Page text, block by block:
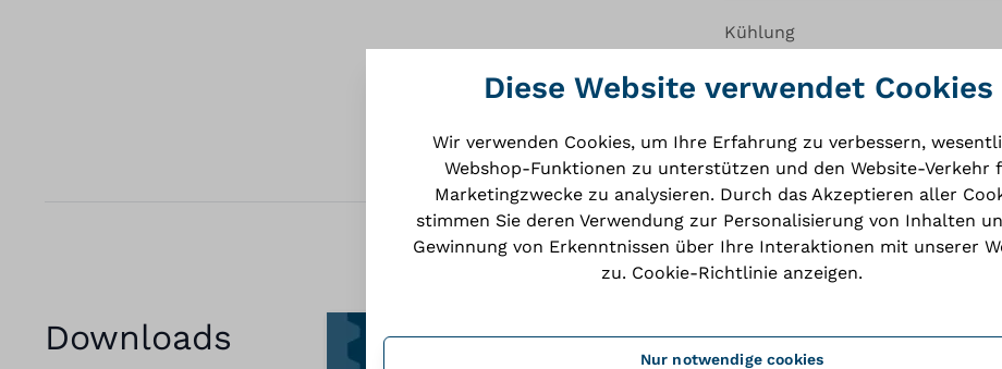
Kühlung
Downloads
Diese Website verwendet Cookies
Wir verwenden Cookies, um Ihre Erfahrung zu verbessern,
Webshop-Funktionen zu unterstützen und den Website-Verkehr
Marketingzwecke zu analysieren. Durch das Akzeptieren aller
stimmen Sie deren Verwendung zur Personalisierung von Inhalten
Gewinnung von Erkenntnissen über Ihre Interaktionen mit unserer
zu. Cookie-Richtlinie anzeigen.
Nur notwendige cookies